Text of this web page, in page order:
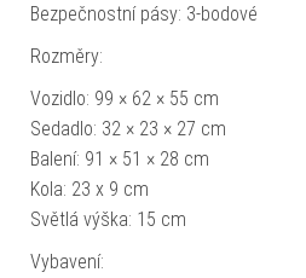
Bezpečnostní pásy: 3-bodové
Rozměry:
Vozidlo: 99 × 62 × 55 cm
Sedadlo: 32 × 23 × 27 cm
Balení: 91 × 51 × 28 cm
Kola: 23 x 9 cm
Světlá výška: 15 cm
Vybavení: